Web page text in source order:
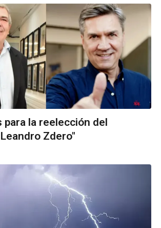
para la reelección del
Zdero"